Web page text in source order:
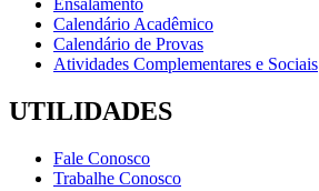
Ensalamento
Calendário Acadêmico
Calendário de Provas
Atividades Complementares e Sociais
UTILIDADES
Fale Conosco
Trabalhe Conosco